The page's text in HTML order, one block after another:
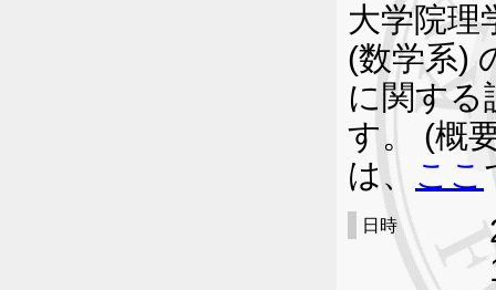
大学院理
(数学系)
に関する
す。 (概
は、 ここ
日時